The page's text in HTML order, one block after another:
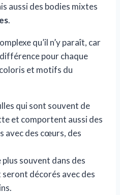
aussi des bodies mixtes
.
qu’il n’y paraît, car
pour chaque
et motifs du
qui sont souvent de
et comportent aussi des
avec des cœurs, des
souvent dans des
décorés avec des